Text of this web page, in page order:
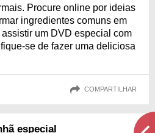
Procure online por ideias
ingredientes comuns em
um DVD especial com
se de fazer uma deliciosa
COMPARTILHAR
especial